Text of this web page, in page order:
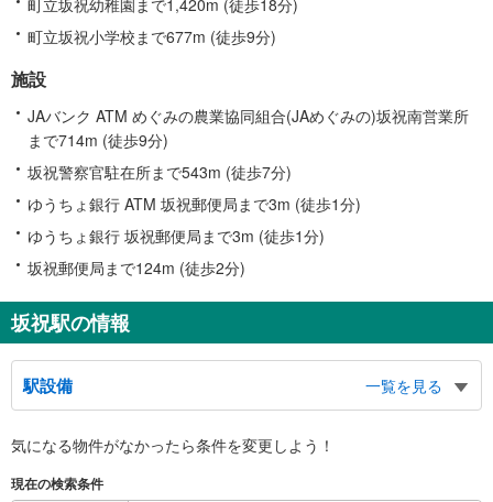
町立坂祝小学校まで677m (徒歩9分)
施設
JAバンク ATM めぐみの農業協同組合(JAめぐみの)坂祝南営業所
まで714m (徒歩9分)
坂祝警察官駐在所まで543m (徒歩7分)
ゆうちょ銀行 ATM 坂祝郵便局まで3m (徒歩1分)
ゆうちょ銀行 坂祝郵便局まで3m (徒歩1分)
坂祝郵便局まで124m (徒歩2分)
坂祝駅の情報
駅設備
一覧を見る
※段差なしでの移動経路
地上⇔ホーム：×
気になる物件がなかったら条件を変更しよう！
現在の検索条件